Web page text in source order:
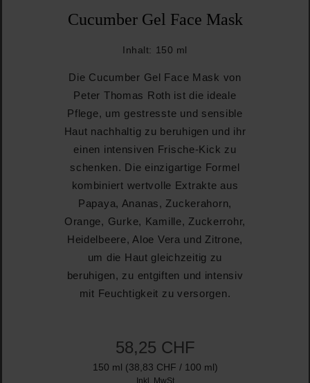
Cucumber Gel Face Mask
Inhalt: 150 ml
Die Cucumber Gel Face Mask von
Peter Thomas Roth ist die ideale
Pflege, um gestresste und sensible
Haut nachhaltig zu beruhigen und ihr
einen intensiven Frische-Kick zu
schenken. Die einzigartige Formel
kombiniert wertvolle Extrakte aus
Papaya, Ananas, Zuckerahorn,
Orange, Gurke, Kamille, Zuckerrohr,
Heidelbeere, Aloe Vera und Zitrone,
um die Haut gleichzeitig zu
beruhigen, zu entgiften und intensiv
mit Feuchtigkeit zu versorgen.
58,25 CHF
150 ml (38,83 CHF / 100 ml)
Inkl. MwSt